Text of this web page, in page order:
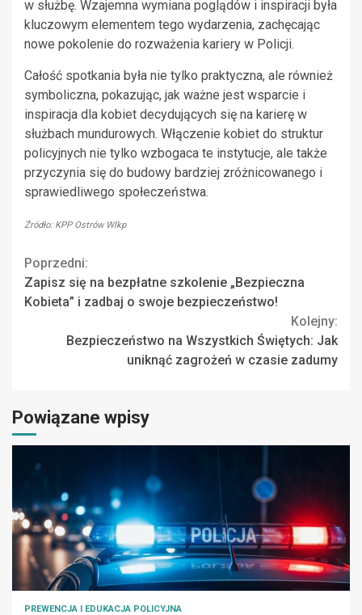
w służbę. Wzajemna wymiana poglądów i inspiracji była
kluczowym elementem tego wydarzenia, zachęcając
nowe pokolenie do rozważenia kariery w Policji.
Całość spotkania była nie tylko praktyczna, ale również
symboliczna, pokazując, jak ważne jest wsparcie i
inspiracja dla kobiet decydujących się na karierę w
służbach mundurowych. Włączenie kobiet do struktur
policyjnych nie tylko wzbogaca te instytucje, ale także
przyczynia się do budowy bardziej zróżnicowanego i
sprawiedliwego społeczeństwa.
Źródło: KPP Ostrów Wlkp
Continue
Reading
Poprzedni:
Zapisz się na bezpłatne szkolenie „Bezpieczna
Kobieta” i zadbaj o swoje bezpieczeństwo!
Kolejny:
Bezpieczeństwo na Wszystkich Świętych: Jak
uniknąć zagrożeń w czasie zadumy
Powiązane wpisy
PREWENCJA I EDUKACJA POLICYJNA